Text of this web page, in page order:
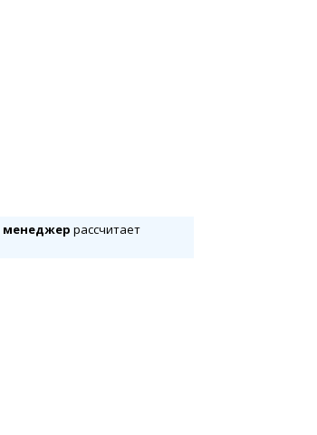
менеджер рассчитает